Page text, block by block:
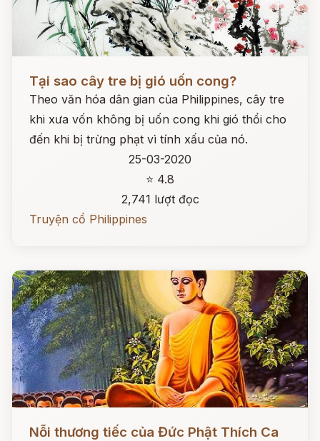
Tại sao cây tre bị gió uốn cong?
Theo văn hóa dân gian của Philippines, cây tre
khi xưa vốn không bị uốn cong khi gió thổi cho
đến khi bị trừng phạt vì tính xấu của nó.
25-03-2020
⭐ 4.8
2,741 lượt đọc
Truyện cổ Philippines
Đọc ngay
Nỗi thương tiếc của Đức Phật Thích Ca